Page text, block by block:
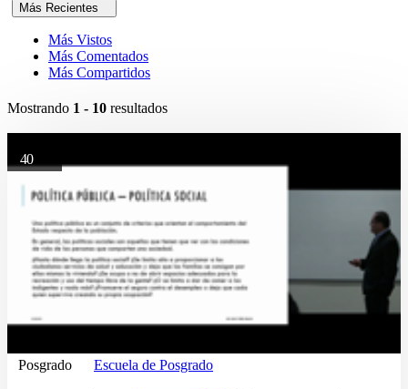
Más Recientes
Más Vistos
Más Comentados
Más Compartidos
Mostrando 1 - 10 resultados
40
Posgrado Escuela de Posgrado